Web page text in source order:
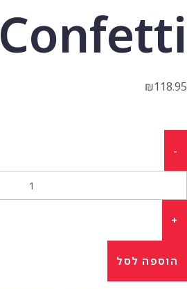
Confetti
₪118.95
הוספה לסל